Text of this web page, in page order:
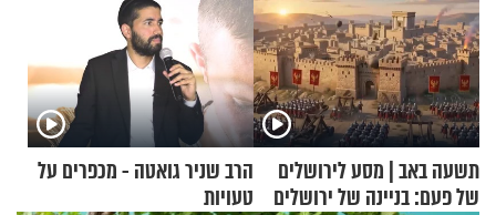
תשעה באב | מסע לירושלים
של פעם: בניינה של ירושלים
הרב שניר גואטה - מכפרים על
טעויות